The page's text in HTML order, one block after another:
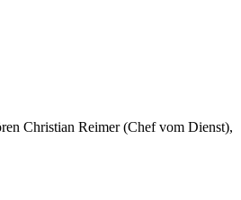
Christian Reimer (Chef vom Dienst),